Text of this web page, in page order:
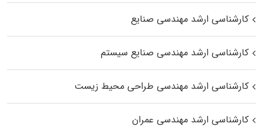
کارشناسی ارشد مهندسی صنایع
کارشناسی ارشد مهندسی صنایع سیستم
کارشناسی ارشد مهندسی طراحی محیط زیست
کارشناسی ارشد مهندسی عمران